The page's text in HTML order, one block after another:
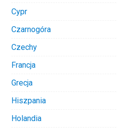
Cypr
Czarnogóra
Czechy
Francja
Grecja
Hiszpania
Holandia